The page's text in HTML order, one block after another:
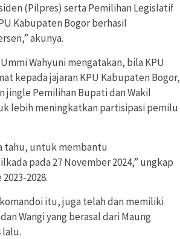
(Pilpres) serta Pemilihan Legislatif
Kabupaten Bogor berhasil
akunya.
Wahyuni mengatakan, bila KPU
kepada jajaran KPU Kabupaten Bogor,
jingle Pemilihan Bupati dan Wakil
lebih meningkatkan partisipasi pemilu
tahu, untuk membantu
pada 27 November 2024,” ungkap
2028.
itu, juga telah dan memiliki
Wangi yang berasal dari Maung
lalu.